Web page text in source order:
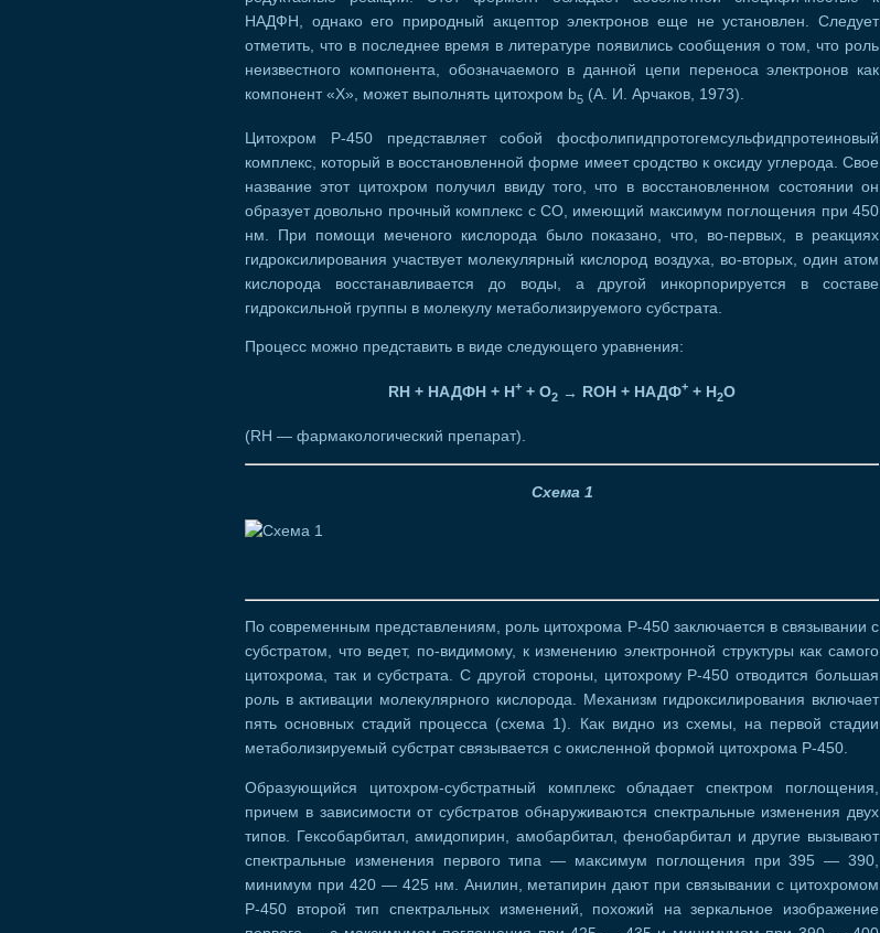
НАДФН, однако его природный акцептор электронов еще не установлен. Следует
отметить, что в последнее время в литературе появились сообщения о том, что роль
неизвестного компонента, обозначаемого в данной цепи переноса электронов как
компонент «X», может выполнять цитохром b5 (А. И. Арчаков, 1973).
Цитохром Р-450 представляет собой фосфолипидпротогемсульфидпротеиновый
комплекс, который в восстановленной форме имеет сродство к оксиду углерода. Свое
название этот цитохром получил ввиду того, что в восстановленном состоянии он
образует довольно прочный комплекс с СО, имеющий максимум поглощения при 450
нм. При помощи меченого кислорода было показано, что, во-первых, в реакциях
гидроксилирования участвует молекулярный кислород воздуха, во-вторых, один атом
кислорода восстанавливается до воды, а другой инкорпорируется в составе
гидроксильной группы в молекулу метаболизируемого субстрата.
Процесс можно представить в виде следующего уравнения:
RH + НАДФН + Н+ + О2 → RОH + НАДФ+ + Н2О
(RH — фармакологический препарат).
Схема 1
По современным представлениям, роль цитохрома Р-450 заключается в связывании с
субстратом, что ведет, по-видимому, к изменению электронной структуры как самого
цитохрома, так и субстрата. С другой стороны, цитохрому Р-450 отводится большая
роль в активации молекулярного кислорода. Механизм гидроксилирования включает
пять основных стадий процесса (схема 1). Как видно из схемы, на первой стадии
метаболизируемый субстрат связывается с окисленной формой цитохрома Р-450.
Образующийся цитохром-субстратный комплекс обладает спектром поглощения,
причем в зависимости от субстратов обнаруживаются спектральные изменения двух
типов. Гексобарбитал, амидопирин, амобарбитал, фенобарбитал и другие вызывают
спектральные изменения первого типа — максимум поглощения при 395 — 390,
минимум при 420 — 425 нм. Анилин, метапирин дают при связывании с цитохромом
Р-450 второй тип спектральных изменений, похожий на зеркальное изображение